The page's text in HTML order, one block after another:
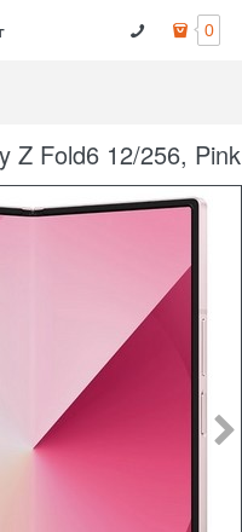
0
Z Fold6 12/256, Pink